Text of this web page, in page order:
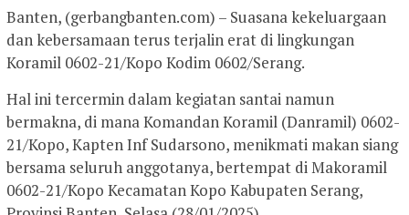
Banten, (gerbangbanten.com) – Suasana kekeluargaan
dan kebersamaan terus terjalin erat di lingkungan
Koramil 0602-21/Kopo Kodim 0602/Serang.
Hal ini tercermin dalam kegiatan santai namun
bermakna, di mana Komandan Koramil (Danramil) 0602-
21/Kopo, Kapten Inf Sudarsono, menikmati makan siang
bersama seluruh anggotanya, bertempat di Makoramil
0602-21/Kopo Kecamatan Kopo Kabupaten Serang,